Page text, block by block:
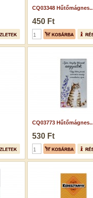
CQ03348
450 Ft
CQ03773
530 Ft